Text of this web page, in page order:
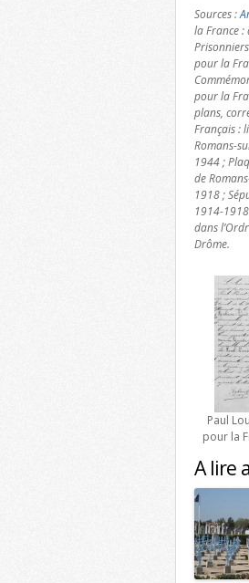
Sources :
la France :
pour la
pour la
plans,
Français :
Romans-
1944 ;
de
1918 ;
1914-
dans
Drôme.
Paul
pour la
A lire